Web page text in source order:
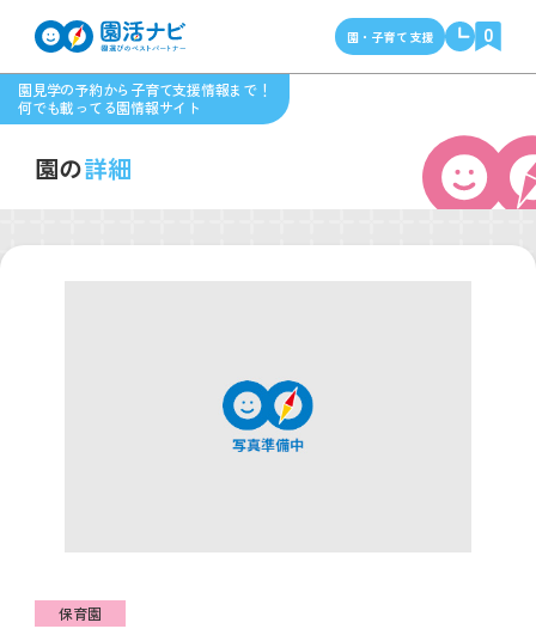
園見学の予約から子育て支援情報まで！
何でも載ってる園情報サイト
園・子育て支援 0
園の詳細
保育園